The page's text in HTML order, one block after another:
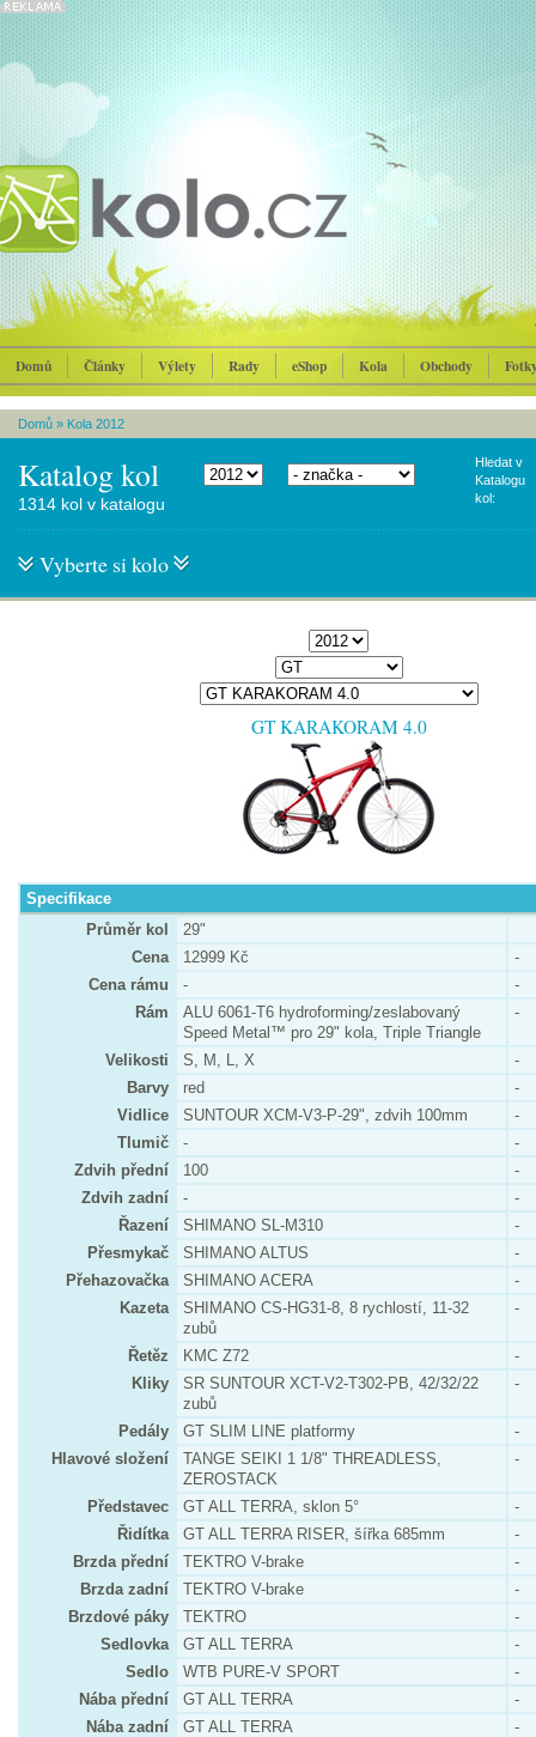
Domů Články Výlety Rady eShop Kola Obchody
Domů » Kola 2012
Katalog kol
Hledat v
Katalogu
kol:
1314 kol v katalogu
Vyberte si kolo
GT KARAKORAM 4.0
Specifikace
Průměr kol
29"
Cena
12999 Kč
-
Cena rámu
-
-
Rám
ALU 6061-T6 hydroforming/zeslabovaný
Speed Metal™ pro 29" kola, Triple Triangle
-
Velikosti S, M, L, X
-
Barvy
red
-
Vidlice
SUNTOUR XCM-V3-P-29", zdvih 100mm
-
Tlumič
-
-
Zdvih přední
100
-
Zdvih zadní
-
-
Řazení
SHIMANO SL-M310
-
Přesmykač
SHIMANO ALTUS
-
Přehazovačka
SHIMANO ACERA
-
Kazeta
SHIMANO CS-HG31-8, 8 rychlostí, 11-32
zubů
-
Řetěz KMC Z72
-
Kliky
SR SUNTOUR XCT-V2-T302-PB, 42/32/22
zubů
-
Pedály GT SLIM LINE platformy
-
Hlavové složení
TANGE SEIKI 1 1/8" THREADLESS,
ZEROSTACK
-
Představec GT ALL TERRA, sklon 5°
-
Řidítka
GT ALL TERRA RISER, šířka 685mm
-
Brzda přední
TEKTRO V-brake
-
Brzda zadní
TEKTRO V-brake
-
Brzdové páky
TEKTRO
-
Sedlovka
GT ALL TERRA
-
Sedlo
WTB PURE-V SPORT
-
Nába přední
GT ALL TERRA
-
Nába zadní
GT ALL TERRA
-